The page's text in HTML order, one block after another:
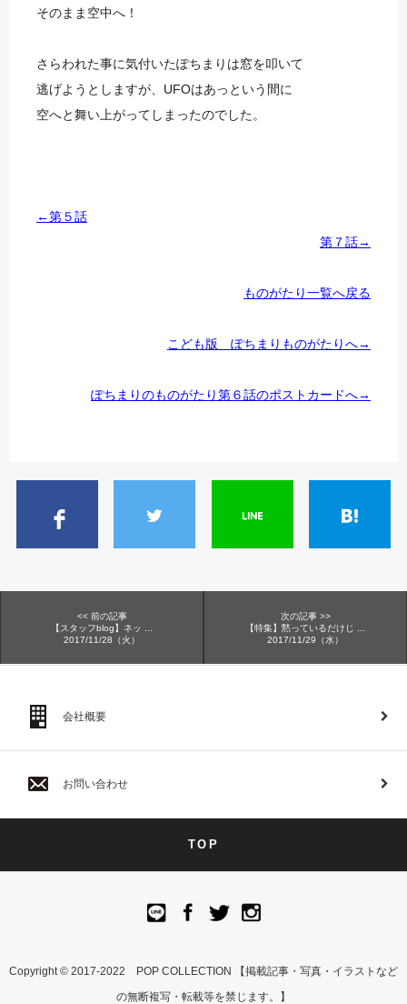
そのまま空中へ！
さらわれた事に気付いたぽちまりは窓を叩いて
逃げようとしますが、UFOはあっという間に
空へと舞い上がってしまったのでした。
←第５話
第７話→
ものがたり一覧へ戻る
こども版 ぽちまりものがたりへ→
ぽちまりのものがたり第６話のポストカードへ→
<< 前の記事
【スタッフblog】ネッ ...
2017/11/28（火）
次の記事 >>
【特集】黙っているだけじ ...
2017/11/29（水）
会社概要
お問い合わせ
TOP
Copyright © 2017-2022 POP COLLECTION 【掲載記事・写真・イラストなど
の無断複写・転載等を禁じます。】